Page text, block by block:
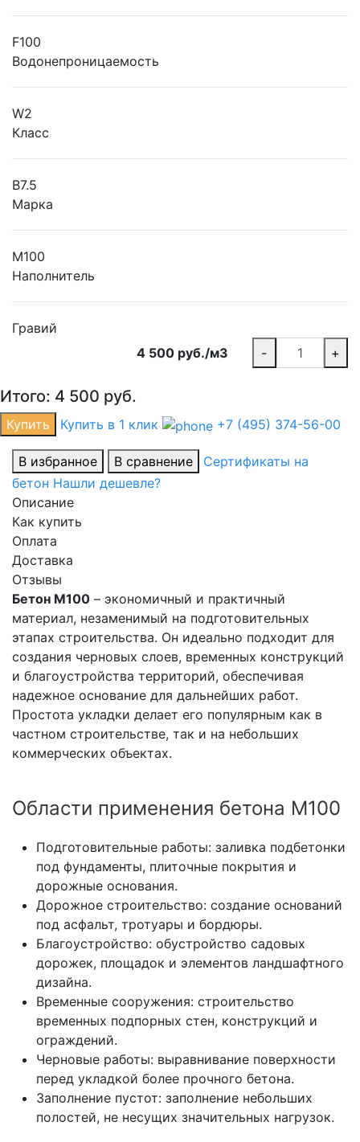
F100
Водонепроницаемость
W2
Класс
B7.5
Марка
М100
Наполнитель
Гравий
4 500 руб./м3
- +
Итого: 4 500 руб.
Купить Купить в 1 клик +7 (495) 374-56-00
В избранное В сравнение
Сертификаты на
бетон Нашли дешевле?
Описание
Как купить
Оплата
Доставка
Отзывы
Бетон М100 – экономичный и практичный
материал, незаменимый на подготовительных
этапах строительства. Он идеально подходит для
создания черновых слоев, временных конструкций
и благоустройства территорий, обеспечивая
надежное основание для дальнейших работ.
Простота укладки делает его популярным как в
частном строительстве, так и на небольших
коммерческих объектах.
Области применения бетона М100
Подготовительные работы: заливка подбетонки
под фундаменты, плиточные покрытия и
дорожные основания.
Дорожное строительство: создание оснований
под асфальт, тротуары и бордюры.
Благоустройство: обустройство садовых
дорожек, площадок и элементов ландшафтного
дизайна.
Временные сооружения: строительство
временных подпорных стен, конструкций и
ограждений.
Черновые работы: выравнивание поверхности
перед укладкой более прочного бетона.
Заполнение пустот: заполнение небольших
полостей, не несущих значительных нагрузок.